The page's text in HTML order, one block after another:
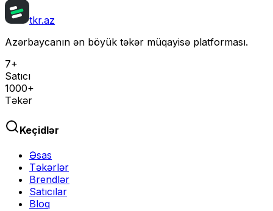
tkr.az
Azərbaycanın ən böyük təkər müqayisə platforması.
7+
Satıcı
1000+
Təkər
Keçidlər
Əsas
Təkərlər
Brendlər
Satıcılar
Bloq